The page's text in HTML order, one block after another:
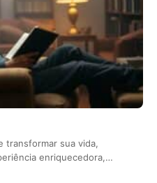
transformar sua vida,
enriquecedora,…